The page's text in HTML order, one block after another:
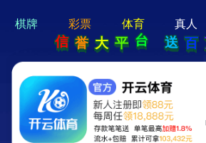
hi 💗